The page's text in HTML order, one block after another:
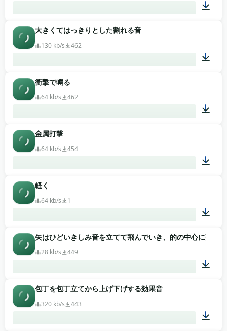
大きくてはっきりとした割れる音
130 kb/s 462
衝撃で鳴る
64 kb/s 462
金属打撃
64 kb/s 454
軽く
64 kb/s 1
00:01
矢はひどいきしみ音を立てて飛んでいき、的の中心に落ちた
28 kb/s 449
包丁を包丁立てから上げ下げする効果音
320 kb/s 443